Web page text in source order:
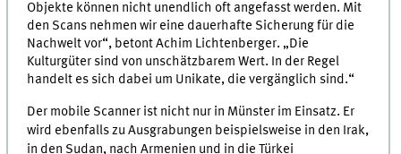
Objekte können nicht unendlich oft angefasst werden. Mit
den Scans nehmen wir eine dauerhafte Sicherung für die
Nachwelt vor“, betont Achim Lichtenberger. „Die
Kulturgüter sind von unschätzbarem Wert. In der Regel
handelt es sich dabei um Unikate, die vergänglich sind.“
Der mobile Scanner ist nicht nur in Münster im Einsatz. Er
wird ebenfalls zu Ausgrabungen beispielsweise in den Irak,
in den Sudan, nach Armenien und in die Türkei